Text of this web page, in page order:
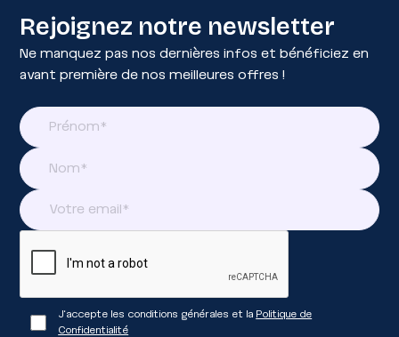
Rejoignez notre newsletter
Ne manquez pas nos dernières infos et bénéficiez en
avant première de nos meilleures offres !
J'accepte les conditions générales et la Politique de
Confidentialité